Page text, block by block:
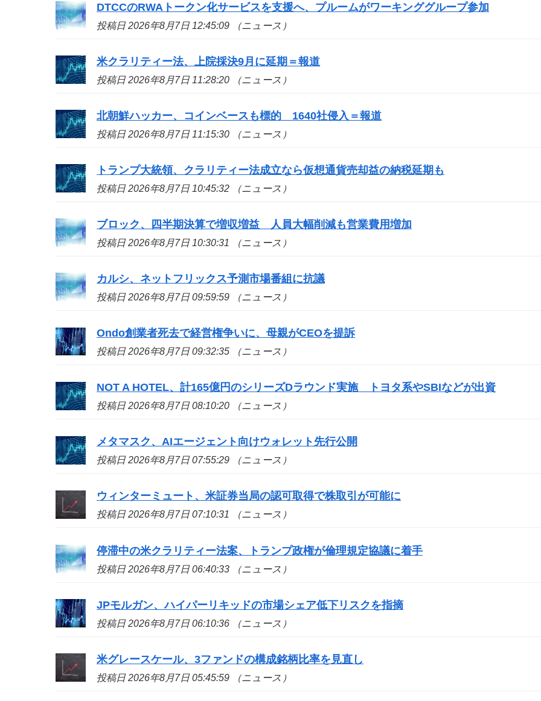
DTCCのRWAトークン化サービスを支援へ、プルームがワーキンググループ参加
投稿日 2026年8月7日 12:45:09 （ニュース）
米クラリティー法、上院採決9月に延期＝報道
投稿日 2026年8月7日 11:28:20 （ニュース）
北朝鮮ハッカー、コインベースも標的 1640社侵入＝報道
投稿日 2026年8月7日 11:15:30 （ニュース）
トランプ大統領、クラリティー法成立なら仮想通貨売却益の納税延期も
投稿日 2026年8月7日 10:45:32 （ニュース）
ブロック、四半期決算で増収増益 人員大幅削減も営業費用増加
投稿日 2026年8月7日 10:30:31 （ニュース）
カルシ、ネットフリックス予測市場番組に抗議
投稿日 2026年8月7日 09:59:59 （ニュース）
Ondo創業者死去で経営権争いに、母親がCEOを提訴
投稿日 2026年8月7日 09:32:35 （ニュース）
NOT A HOTEL、計165億円のシリーズDラウンド実施 トヨタ系やSBIなどが出資
投稿日 2026年8月7日 08:10:20 （ニュース）
メタマスク、AIエージェント向けウォレット先行公開
投稿日 2026年8月7日 07:55:29 （ニュース）
ウィンターミュート、米証券当局の認可取得で株取引が可能に
投稿日 2026年8月7日 07:10:31 （ニュース）
停滞中の米クラリティー法案、トランプ政権が倫理規定協議に着手
投稿日 2026年8月7日 06:40:33 （ニュース）
JPモルガン、ハイパーリキッドの市場シェア低下リスクを指摘
投稿日 2026年8月7日 06:10:36 （ニュース）
米グレースケール、3ファンドの構成銘柄比率を見直し
投稿日 2026年8月7日 05:45:59 （ニュース）